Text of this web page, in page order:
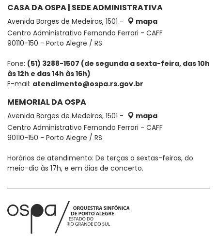
CASA DA OSPA | SEDE ADMINISTRATIVA
Avenida Borges de Medeiros, 1501 -
mapa
Centro Administrativo Fernando Ferrari - CAFF
90110-150 - Porto Alegre / RS
Fone: (51) 3288-1507 (de segunda a sexta-feira, das 10h
às 12h e das 14h às 16h)
E-mail: atendimento@ospa.rs.gov.br
MEMORIAL DA OSPA
Avenida Borges de Medeiros, 1501 -
mapa
Centro Administrativo Fernando Ferrari - CAFF
90110-150 - Porto Alegre / RS
Horários de atendimento: De terças a sextas-feiras, do
meio-dia às 17h, e em dias de concerto.